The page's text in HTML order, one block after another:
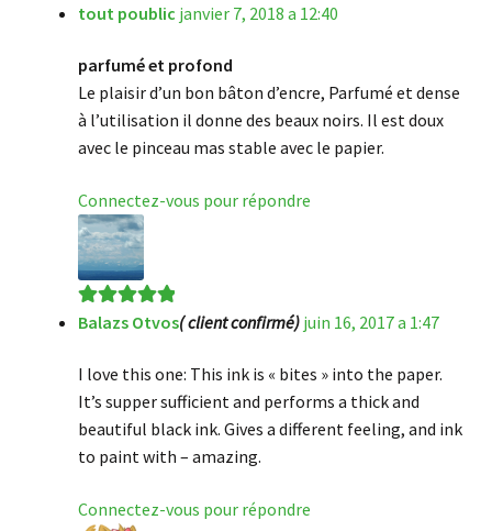
Note 5sur 5
tout poublic janvier 7, 2018 a 12:40
parfumé et profond
Le plaisir d’un bon bâton d’encre, Parfumé et dense
à l’utilisation il donne des beaux noirs. Il est doux
avec le pinceau mas stable avec le papier.
Connectez-vous pour répondre
Note5sur 5
Balazs Otvos( client confirmé) juin 16, 2017 a 1:47
I love this one: This ink is « bites » into the paper.
It’s supper sufficient and performs a thick and
beautiful black ink. Gives a different feeling, and ink
to paint with – amazing.
Connectez-vous pour répondre